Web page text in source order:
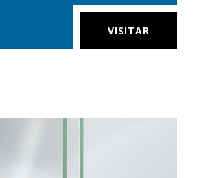
VISITAR